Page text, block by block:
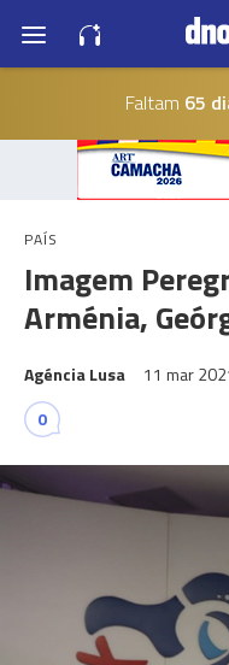
Faltam 65
PAÍS
Imagem
Arménia,
Agéncia Lusa 11 mar
0